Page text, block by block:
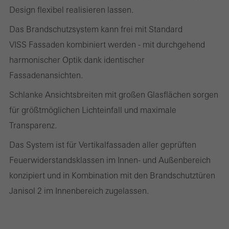
Design flexibel realisieren lassen.
Das Brandschutzsystem kann frei mit Standard
VISS Fassaden kombiniert werden - mit durchgehend
harmonischer Optik dank identischer
Fassadenansichten.
Schlanke Ansichtsbreiten mit großen Glasflächen sorgen
für größtmöglichen Lichteinfall und maximale
Transparenz.
Das System ist für Vertikalfassaden aller geprüften
Feuerwiderstandsklassen im Innen- und Außenbereich
konzipiert und in Kombination mit den Brandschutztüren
Janisol 2 im Innenbereich zugelassen.
Statistik / Analyse Cookies
Diese Cookies werden zu statistischen Zwecken gesetzt, um die
Nutzung der Webseite zu analysieren und das Angebot,
beispielsweise durch Auswertung von durchgeführten
verwendet, die Nutzerfreundlichkeit der Webseite und damit das
Nutzererlebnis zu verbessern. Sie sammeln Informationen über
die Nutzungsweise der Webseite, Anzahl der Besuche,
durchschnittliche Verweilzeit, aufgerufene Seiten.